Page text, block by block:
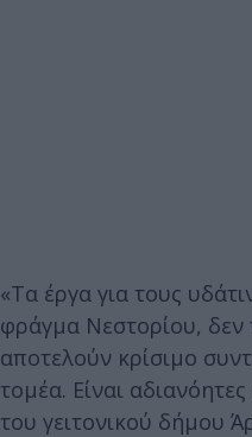
«Τα έργα για τους
φράγμα Νεστορίου,
αποτελούν κρίσιμο
τομέα. Είναι
του γειτονικού δήμου